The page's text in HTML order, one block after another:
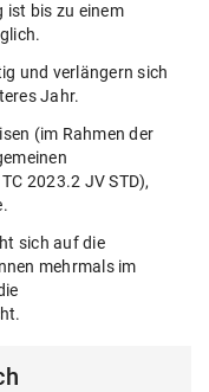
ist bis zu einem
und verlängern sich
Jahr.
(im Rahmen der
2023.2 JV STD),
sich auf die
mehrmals im